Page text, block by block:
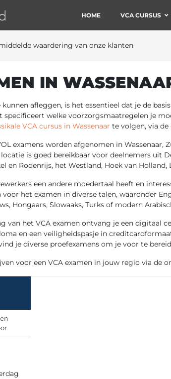
HOME VCA CURSUS
waardering van onze klanten
IN
afleggen, is het essentieel dat je de
specificeert welke voorzorgsmaatregelen je
VCA cursus in Wassenaar te volgen, via de
examens worden afgenomen in Wassenaar,
is goed bereikbaar voor deelnemers uit
en Rodenrijs, het Westland, Hoek van Holland,
een andere moedertaal heeft en
het examen in diverse talen, waaronder
Hongaars, Slowaaks, Turks of modern
van het VCA examen ontvang je een digitaal
en een veiligheidspasje in
je diverse proefexamens om je voor te
voor een VCA examen in jouw regio via de